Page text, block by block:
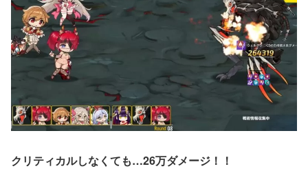
クリティカルしなくても…26万ダメージ！！